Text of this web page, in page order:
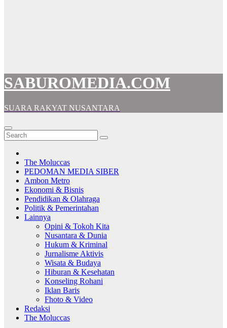
SABUROMEDIA.COM
SUARA RAKYAT NUSANTARA
The Moluccas
PEDOMAN MEDIA SIBER
Ambon Metro
Ekonomi & Bisnis
Pendidikan & Olahraga
Politik & Pemerintahan
Lainnya
Opini & Tokoh Kita
Nusantara & Dunia
Hukum & Kriminal
Jurnalisme Aktivis
Wisata & Budaya
Hiburan & Kesehatan
Konseling Rohani
Iklan Baris
Fhoto & Video
Redaksi
The Moluccas